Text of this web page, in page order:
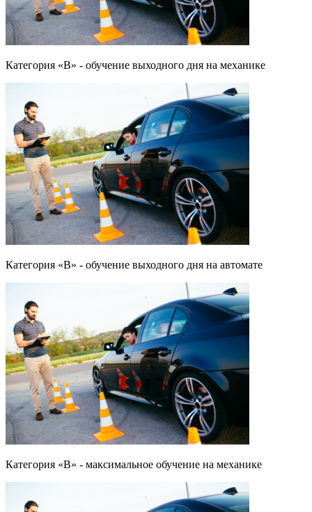
Категория «B» - обучение выходного дня на механике
Категория «B» - обучение выходного дня на автомате
Категория «B» - максимальное обучение на механике